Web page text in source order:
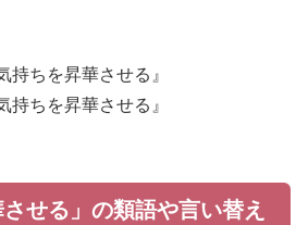
持ちを昇華させる』
持ちを昇華させる』
させる」の類語や言い替え